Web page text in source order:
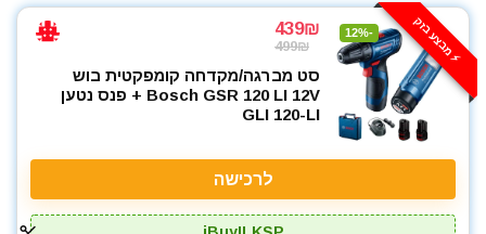
⚡️ מבצע בזק -12%
439₪
499₪
סט מברגה/מקדחה קומפקטית בוש
Bosch GSR 120 LI 12V + פנס נטען
GLI 120-LI
לרכישה